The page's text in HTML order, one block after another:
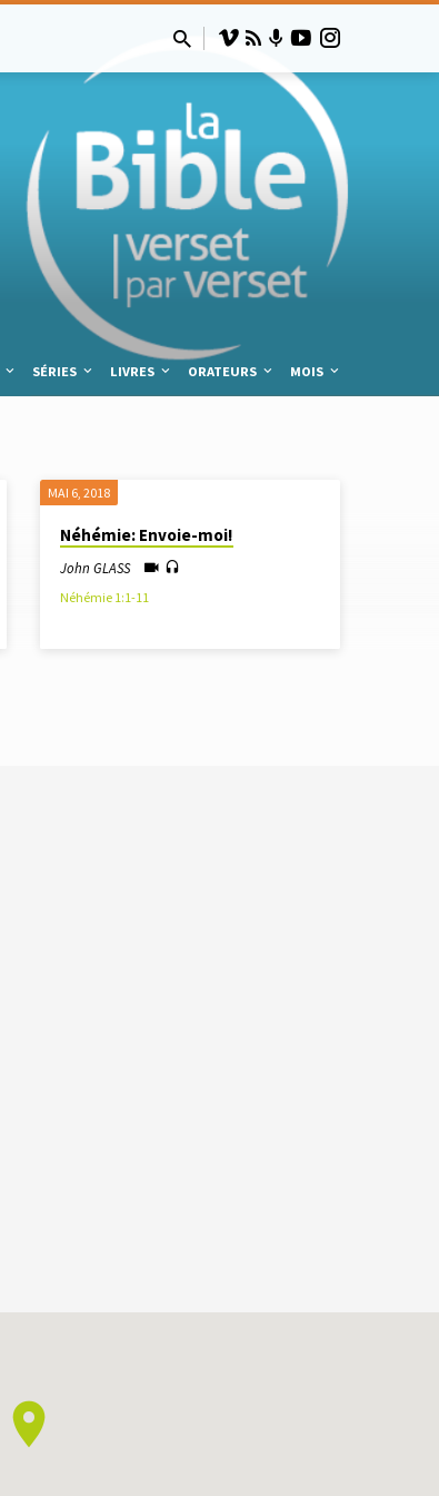
SÉRIES LIVRES ORATEURS MOIS
MAI 6, 2018
Néhémie: Envoie-moi!
John GLASS
Néhémie 1:1-11